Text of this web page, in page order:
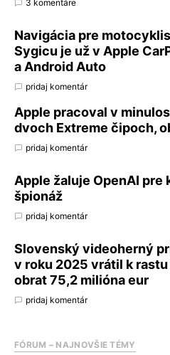
3 komentáre
Navigácia pre
Sygicu je už v Apple
a Android Auto
pridaj komentár
Apple pracoval v
dvoch Extreme čipoch,
pridaj komentár
Apple žaluje OpenAI pre
špionáž
pridaj komentár
Slovenský videoherný
v roku 2025 vrátil k rastu
obrat 75,2 milióna eur
pridaj komentár
FÓRUM – NAJNOVŠIE TÉMY